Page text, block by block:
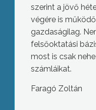
szerint a jövő
végére is
gazdaságilag.
felsőoktatási
most is csak
számláikat.
Faragó Zoltán